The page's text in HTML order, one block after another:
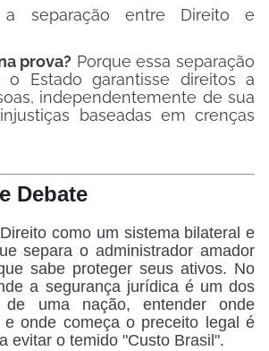
separação entre Direito e
prova? Porque essa separação
o Estado garantisse direitos a
independentemente de sua
baseadas em crenças
Debate
como um sistema bilateral e
separa o administrador amador
sabe proteger seus ativos. No
a segurança jurídica é um dos
de uma nação, entender onde
onde começa o preceito legal é
evitar o temido "Custo Brasil".